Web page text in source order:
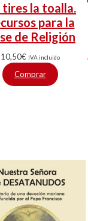
tires la toalla.
para la
de Religión
10,50€ IVA incluido
Comprar